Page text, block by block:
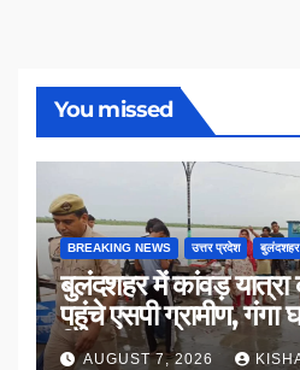
You missed
BREAKING NEWS उत्तर प्रदेश बुलंदशहर
बुलंदशहर में कांवड़
पहुंचे एसपी ग्रामीण, गंगा
किया संवाद
AUGUST 7, 2026